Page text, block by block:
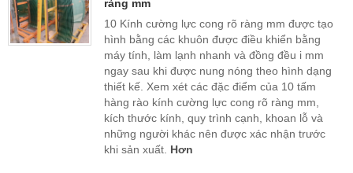
ràng mm
10 Kính cường lực cong rõ ràng mm được tạo
hình bằng các khuôn được điều khiển bằng
máy tính, làm lạnh nhanh và đồng đều i mm
ngay sau khi được nung nóng theo hình dạng
thiết kế. Xem xét các đặc điểm của 10 tấm
hàng rào kính cường lực cong rõ ràng mm,
kích thước kính, quy trình cạnh, khoan lỗ và
những người khác nên được xác nhận trước
khi sản xuất. Hơn